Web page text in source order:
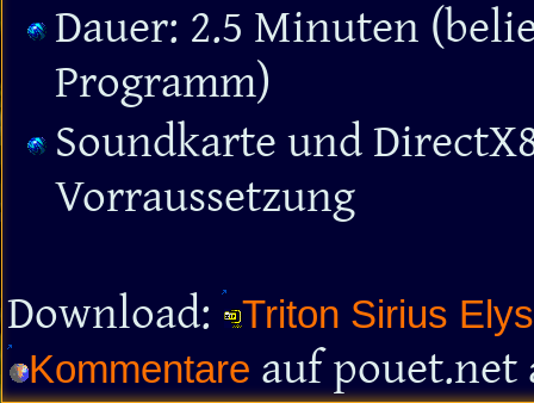
Dauer: 2.5 Minuten
Programm)
Soundkarte und
Vorraussetzung
Download:
Triton Sirius
Kommentare auf pouet.net